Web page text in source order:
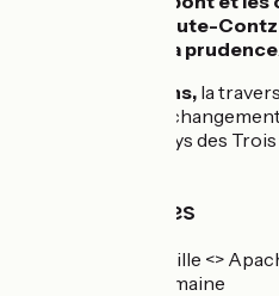
route près de Haute-
nécessitent de la prudence.
Contz-les-Bains, la
assure le dernier
dans le Pays des
Trains et gares
Ligne TER Thionville <>
Pas de train en semaine